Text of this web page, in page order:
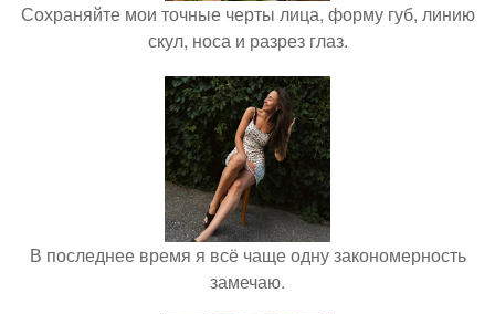
Сохраняйте мои точные черты лица, форму губ, линию
скул, носа и разрез глаз.
В последнее время я всё чаще одну закономерность
замечаю.